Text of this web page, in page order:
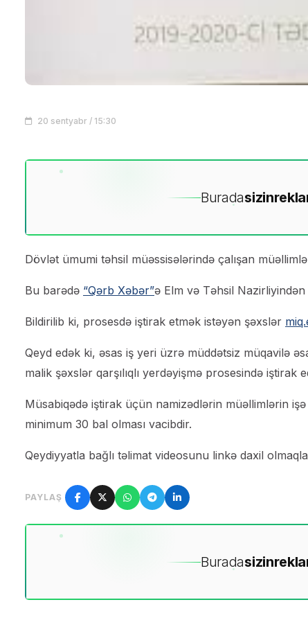
20 sentyabr / 15:30
Buradasizin
Dövlət ümumi təhsil müəssisələrində çalışan
Bu barədə “Qərb Xəbər”ə Elm və Təhsil
Bildirilib ki, prosesdə iştirak etmək istəyən şəxslər
Qeyd edək ki, əsas iş yeri üzrə müddətsiz müqavilə
malik şəxslər qarşılıqlı yerdəyişmə prosesində iştirak
Müsabiqədə iştirak üçün namizədlərin müəllimlərin
minimum 30 bal olması vacibdir.
Qeydiyyatla bağlı təlimat videosunu linkə daxil
PAYLAŞ
Buradasizin